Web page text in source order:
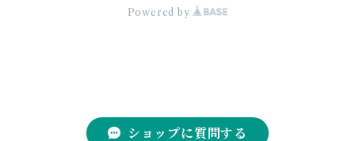
ショップに質問する
Powered by